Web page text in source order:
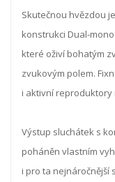
Skutečnou hvězdou
konstrukci Dual-
které oživí bohatým
zvukovým polem.
i aktivní
Výstup sluchátek s
poháněn vlastním
i pro ta nejnáročnější